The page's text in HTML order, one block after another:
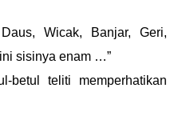
Wicak, Banjar, Geri,
sisinya enam …”
betul teliti memperhatikan